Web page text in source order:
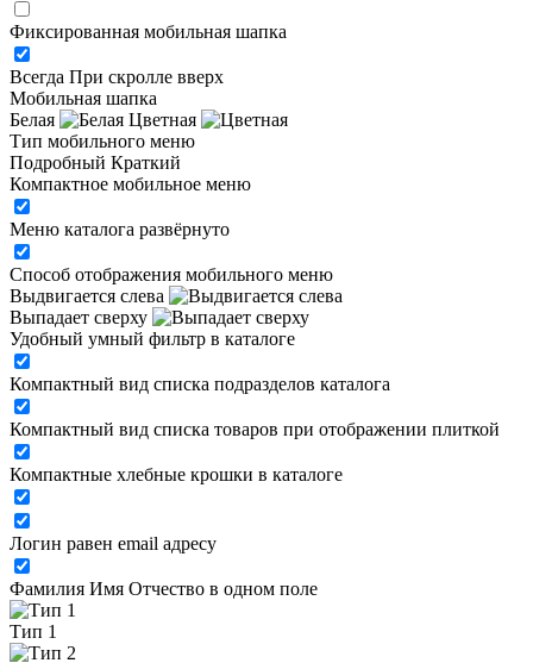
Фиксированная мобильная шапка
Всегда При скролле вверх
Мобильная шапка
Белая
Цветная
Тип мобильного меню
Подробный Краткий
Компактное мобильное меню
Меню каталога развёрнуто
Способ отображения мобильного меню
Выдвигается слева
Выпадает сверху
Удобный умный фильтр в каталоге
Компактный вид списка подразделов каталога
Компактный вид списка товаров при отображении плиткой
Компактные хлебные крошки в каталоге
Логин равен email адресу
Фамилия Имя Отчество в одном поле
Тип 1